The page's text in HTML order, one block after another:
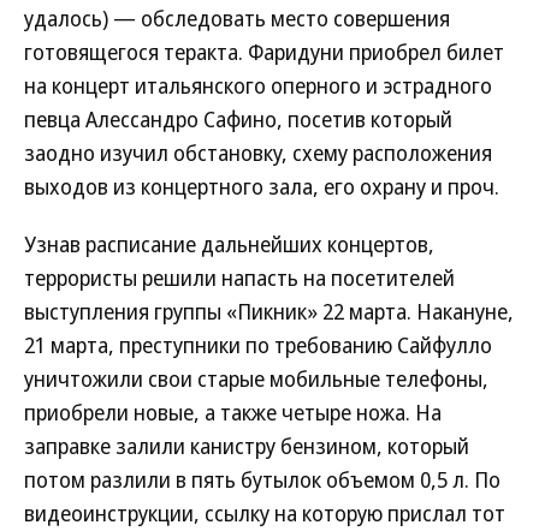
удалось) — обследовать место совершения
готовящегося теракта. Фаридуни приобрел билет
на концерт итальянского оперного и эстрадного
певца Алессандро Сафино, посетив который
заодно изучил обстановку, схему расположения
выходов из концертного зала, его охрану и проч.
Узнав расписание дальнейших концертов,
террористы решили напасть на посетителей
выступления группы «Пикник» 22 марта. Накануне,
21 марта, преступники по требованию Сайфулло
уничтожили свои старые мобильные телефоны,
приобрели новые, а также четыре ножа. На
заправке залили канистру бензином, который
потом разлили в пять бутылок объемом 0,5 л. По
видеоинструкции, ссылку на которую прислал тот